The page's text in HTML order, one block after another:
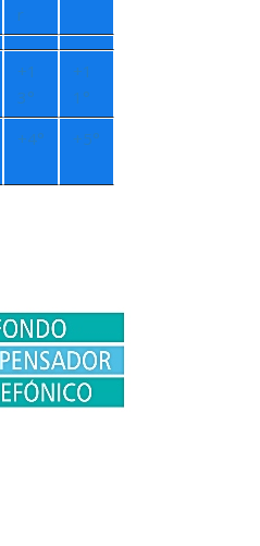
r
+1
3°
+1
1°
+4° +5°